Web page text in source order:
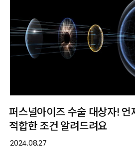
퍼스널아이즈 수술 대상자! 언
적합한 조건 알려드려요
2024.08.27